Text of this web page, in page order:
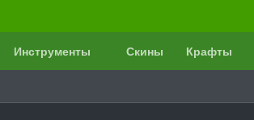
Инструменты Скины Крафты